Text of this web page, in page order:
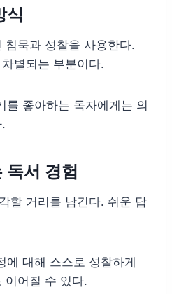
식
침묵과 성찰을 사용한다.
별되는 부분이다.
를 좋아하는 독자에게는 의
독서 경험
할 거리를 남긴다. 쉬운 답
에 대해 스스로 성찰하게
이어질 수 있다.